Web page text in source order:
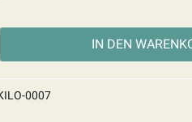
IN DEN
0007